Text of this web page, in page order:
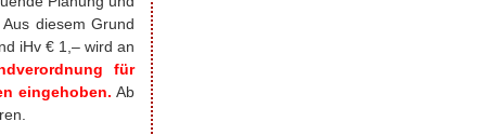
diesem Grund
iHv€ 1,–wird an
für
eingehoben. Ab